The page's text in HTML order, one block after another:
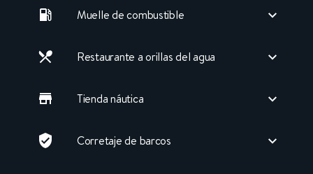
Muelle de combustible
Restaurante a orillas del agua
Tienda náutica
Corretaje de barcos